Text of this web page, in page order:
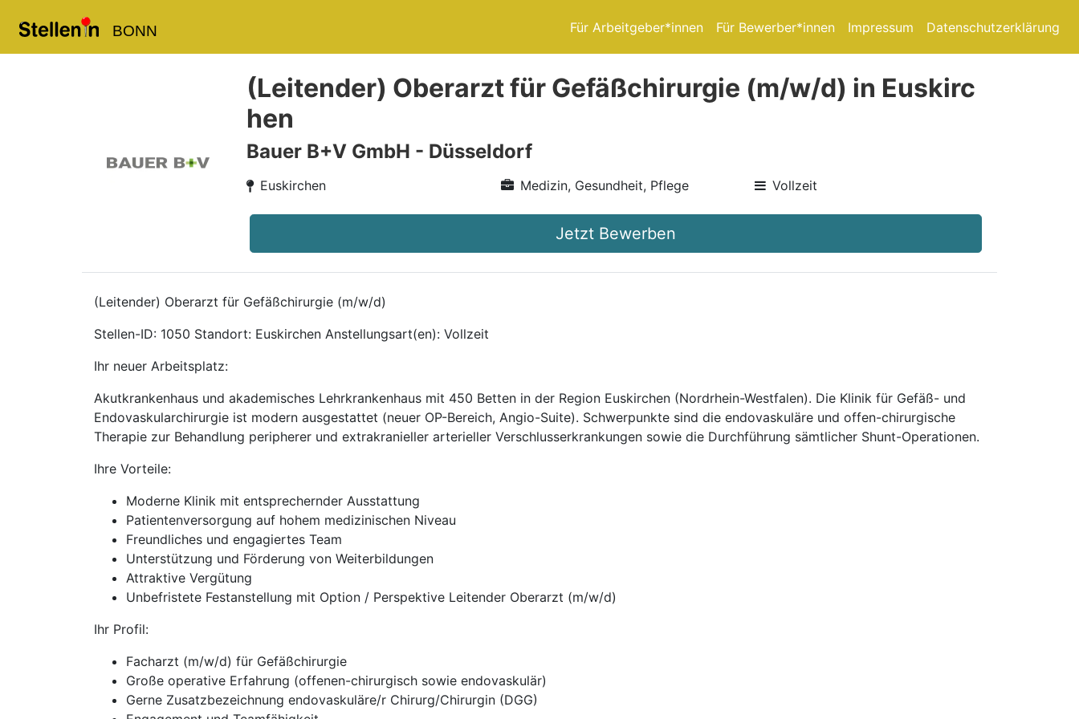
BONN Für Arbeitgeber*innen Für Bewerber*innen Impressum Datenschutzerklärung
(Leitender) Oberarzt für Gefäßchirurgie (m/w/d) in Euskirc
hen
Bauer B+V GmbH - Düsseldorf
Euskirchen Medizin, Gesundheit, Pflege Vollzeit
Jetzt Bewerben
(Leitender) Oberarzt für Gefäßchirurgie (m/w/d)
Stellen-ID: 1050 Standort: Euskirchen Anstellungsart(en): Vollzeit
Ihr neuer Arbeitsplatz:
Akutkrankenhaus und akademisches Lehrkrankenhaus mit 450 Betten in der Region Euskirchen (Nordrhein-Westfalen). Die Klinik für Gefäß- und
Endovaskularchirurgie ist modern ausgestattet (neuer OP-Bereich, Angio-Suite). Schwerpunkte sind die endovaskuläre und offen-chirurgische
Therapie zur Behandlung peripherer und extrakranieller arterieller Verschlusserkrankungen sowie die Durchführung sämtlicher Shunt-Operationen.
Ihre Vorteile:
Moderne Klinik mit entsprechernder Ausstattung
Patientenversorgung auf hohem medizinischen Niveau
Freundliches und engagiertes Team
Unterstützung und Förderung von Weiterbildungen
Attraktive Vergütung
Unbefristete Festanstellung mit Option / Perspektive Leitender Oberarzt (m/w/d)
Ihr Profil:
Facharzt (m/w/d) für Gefäßchirurgie
Große operative Erfahrung (offenen-chirurgisch sowie endovaskulär)
Gerne Zusatzbezeichnung endovaskuläre/r Chirurg/Chirurgin (DGG)